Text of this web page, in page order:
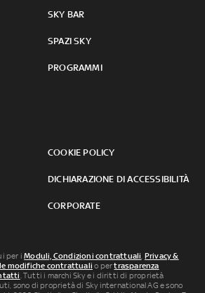
SKY BAR
SPAZI SKY
PROGRAMMI
COOKIE POLICY
DICHIARAZIONE DI ACCESSIBILITÀ
CORPORATE
per iModuli, Condizioni contrattuali, Privacy &
modifiche contrattuali o pertrasparenza
. Tutti i marchi Sky e i diritti di proprietà
sono di proprietà di Sky international AG e sono